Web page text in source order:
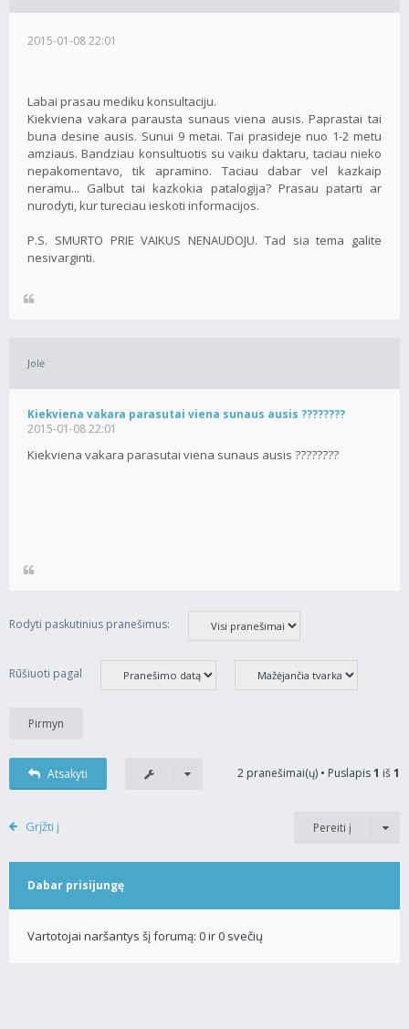
2015-01-08 22:01
Labai prasau mediku konsultaciju.
Kiekviena vakara parausta sunaus viena ausis. Paprastai tai
buna desine ausis. Sunui 9 metai. Tai prasideje nuo 1-2 metu
amziaus. Bandziau konsultuotis su vaiku daktaru, taciau nieko
nepakomentavo, tik apramino. Taciau dabar vel kazkaip
neramu... Galbut tai kazkokia patalogija? Prasau patarti ar
nurodyti, kur tureciau ieskoti informacijos.
P.S. SMURTO PRIE VAIKUS NENAUDOJU. Tad sia tema galite
nesivarginti.
Jolė
Kiekviena vakara parasutai viena sunaus ausis ????????
2015-01-08 22:01
Kiekviena vakara parasutai viena sunaus ausis ????????
Rodyti paskutinius pranešimus:
Rūšiuoti pagal
Atsakyti 2 pranešimai(ų) • Puslapis1 iš1
Grįžti į Pereiti į
Dabar prisijungę
Vartotojai naršantys šį forumą: 0 ir 0 svečių